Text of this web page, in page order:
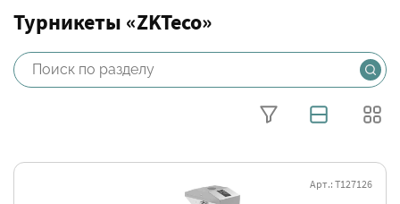
Турникеты «ZKTeco»
Арт.: Т127126